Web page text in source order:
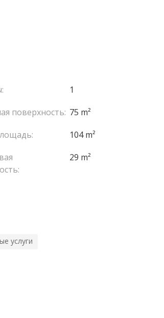
места.
1
поверхность: 75 m²
104 m²
29 m²
услуги